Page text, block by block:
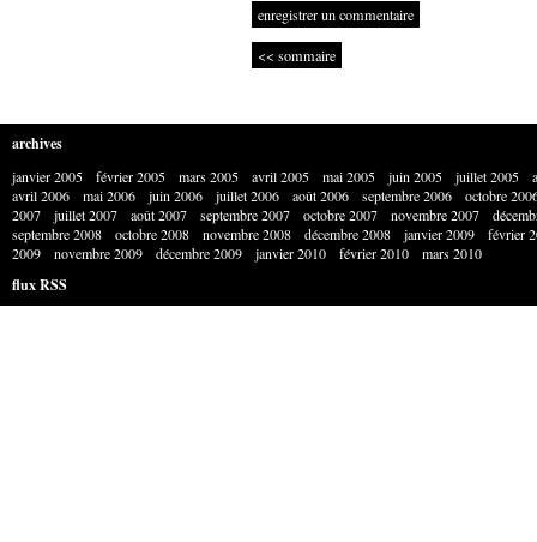
enregistrer un commentaire
<< sommaire
archives
janvier 2005 février 2005 mars 2005 avril 2005 mai 2005 juin 2005 juillet 2005
avril 2006
mai 2006 juin 2006 juillet 2006 août 2006 septembre 2006
octobre
2007
juillet 2007 août 2007 septembre 2007 octobre 2007 novembre 2007
septembre 2008
octobre 2008 novembre 2008 décembre 2008 janvier 2009
février
2009
novembre 2009 décembre 2009 janvier 2010 février 2010 mars 2010
flux RSS